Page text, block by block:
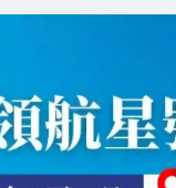
由行 麗星郵輪
餐飲·深圳
中國景點門票